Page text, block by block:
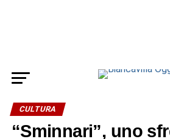
CULTURA
“Sminnari”, uno